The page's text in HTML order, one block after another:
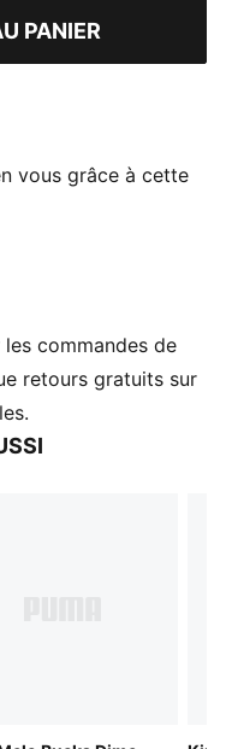
PANIER
vous grâce à cette
choisi avec soin, du
sans oublier les
Les manchettes et
vient compléter
partez!
recyclée
commandes de
retours gratuits sur